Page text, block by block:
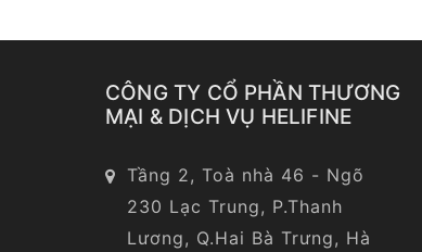
CÔNG TY CỔ PHẦN THƯƠNG
MẠI & DỊCH VỤ HELIFINE
Tầng 2, Toà nhà 46 - Ngõ
230 Lạc Trung, P.Thanh
Lương, Q.Hai Bà Trưng, Hà